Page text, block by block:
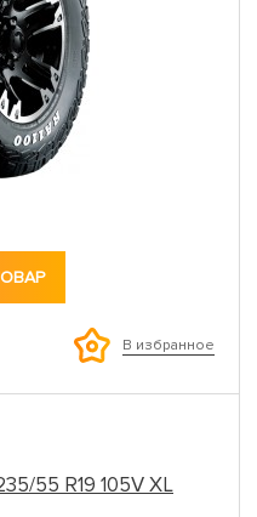
В избранное
55 R19 105V XL